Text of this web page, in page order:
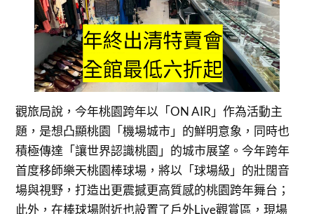
觀旅局說，今年桃園跨年以「ON AIR」作為活動主
題，是想凸顯桃園「機場城市」的鮮明意象，同時也
積極傳達「讓世界認識桃園」的城市展望。今年跨年
首度移師樂天桃園棒球場，將以「球場級」的壯闊音
場與視野，打造出更震撼更高質感的桃園跨年舞台；
此外，在棒球場附近也設置了戶外Live觀賞區，現場